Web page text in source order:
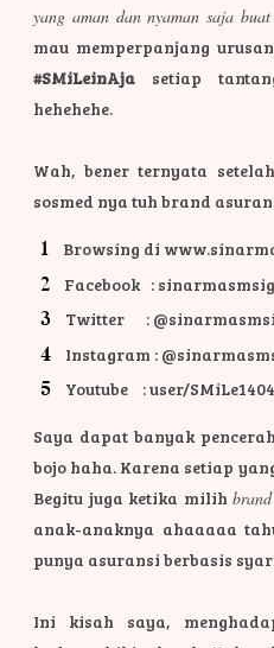
yang aman dan nyaman saja
mau memperpanjang
#SMiLeinAja setiap
hehehehe.
Wah, bener ternyata
sosmed nya tuh brand
Browsing di
Facebook : sinarmasmsig
Twitter :
Instagram :
Youtube : user/
Saya dapat banyak
bojo haha. Karena setiap
Begitu juga ketika milihbrand
anak-anaknya ahaaaaa
punya asuransi berbasis
Ini kisah saya,